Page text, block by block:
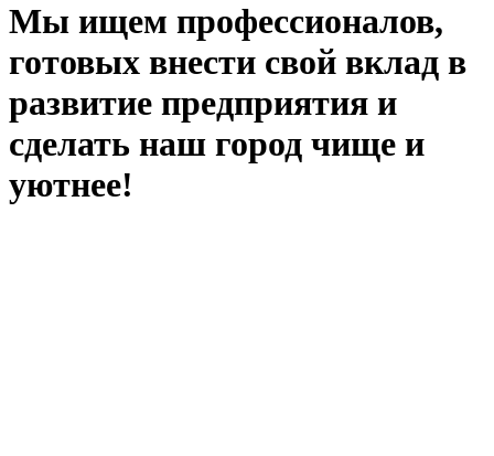
Мы ищем профессионалов,
готовых внести свой вклад в
развитие предприятия и
сделать наш город чище и
уютнее!